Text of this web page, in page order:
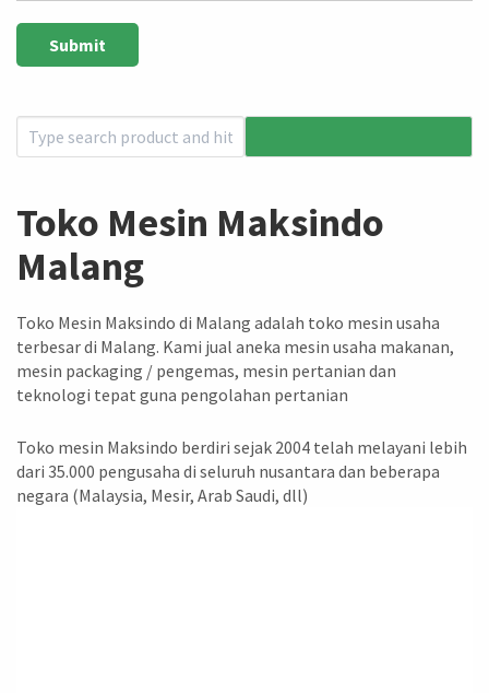
Toko Mesin Maksindo
Malang
Toko Mesin Maksindo di Malang adalah toko mesin usaha
terbesar di Malang. Kami jual aneka mesin usaha makanan,
mesin packaging / pengemas, mesin pertanian dan
teknologi tepat guna pengolahan pertanian
Toko mesin Maksindo berdiri sejak 2004 telah melayani lebih
dari 35.000 pengusaha di seluruh nusantara dan beberapa
negara (Malaysia, Mesir, Arab Saudi, dll)